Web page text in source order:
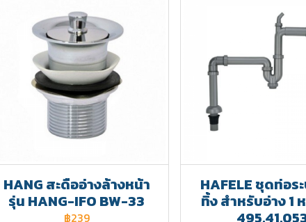
HANG สะดืออ่างล้างหน้า
รุ่น HANG-IFO BW-33
฿239
HAFELE ชุดท่อร
ทิ้ง สำหรับอ่าง 1